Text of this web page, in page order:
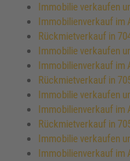
Immobilie verkaufen
Immobilienverkauf im
Rückmietverkauf in
Immobilie verkaufen
Immobilienverkauf im
Rückmietverkauf in
Immobilie verkaufen
Immobilienverkauf im
Rückmietverkauf in
Immobilie verkaufen
Immobilienverkauf im